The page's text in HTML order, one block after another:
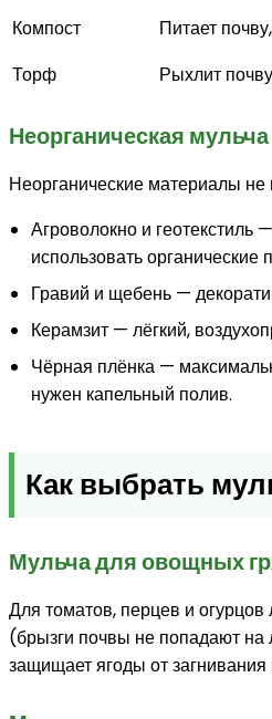
Компост Питает
Торф
Рыхлит
Неорганическая мульча
Неорганические материалы не
Агроволокно и
использовать органические
Гравий и щебень —
Керамзит — лёгкий,
Чёрная плёнка —
нужен капельный полив.
Как выбрать
Мульча для овощных
Для томатов, перцев и
(брызги почвы не попадают на
защищает ягоды от